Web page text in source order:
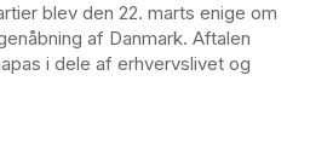
blev den 22. marts enige om
af Danmark. Aftalen
i dele af erhvervslivet og